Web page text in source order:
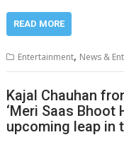
READ MORE
Entertainment, News &
Kajal Chauhan
‘Meri Saas Bhoot
upcoming leap in